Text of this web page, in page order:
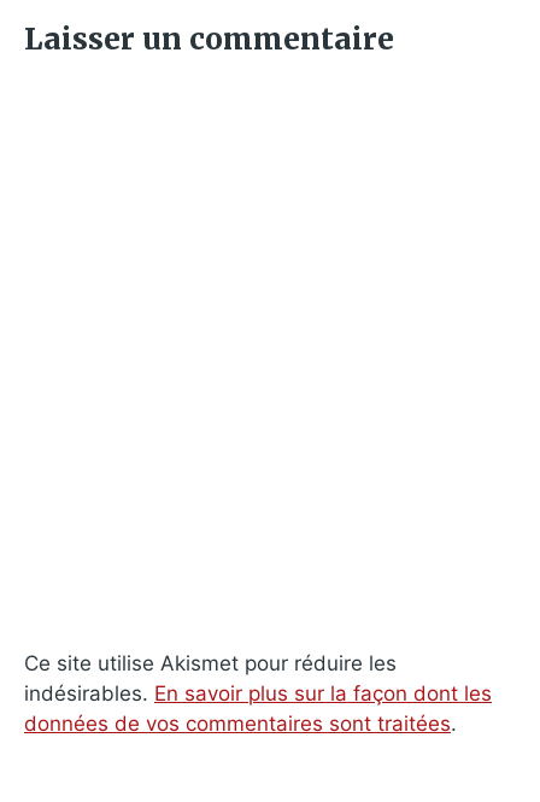
Laisser un commentaire
Ce site utilise Akismet pour réduire les
indésirables. En savoir plus sur la façon dont les
données de vos commentaires sont traitées.